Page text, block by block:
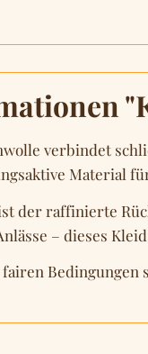
verbindet
Material
der raffinierte
– dieses
Bedingungen